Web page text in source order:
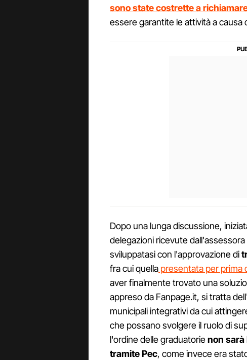
sono state costrette a
essere garantite le attività a causa
Dopo una lunga discussione,
delegazioni ricevute dall'assessora
sviluppatasi con l'approvazione di
fra cui quella presentata per prima
aver finalmente trovato una
appreso da Fanpage.it, si tratta
municipali integrativi da cui
che possano svolgere il ruolo di
l'ordine delle graduatorienon sarà
tramite Pec, come invece era